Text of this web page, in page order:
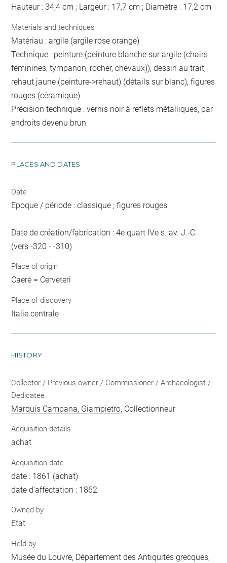
Hauteur : 34,4 cm ; Largeur : 17,7 cm ; Diamètre : 17,2 cm
Materials and techniques
Matériau : argile (argile rose orange)
Technique : peinture (peinture blanche sur argile (chairs
féminines, tympanon, rocher, chevaux)), dessin au trait,
rehaut jaune (peinture->rehaut) (détails sur blanc), figures
rouges (céramique)
Précision technique : vernis noir à reflets métalliques, par
endroits devenu brun
PLACES AND DATES
Date
Epoque / période : classique ; figures rouges
Date de création/fabrication : 4e quart IVe s. av. J.-C.
(vers -320 - -310)
Place of origin
Caeré = Cerveteri
Place of discovery
Italie centrale
HISTORY
Collector / Previous owner / Commissioner / Archaeologist /
Dedicatee
Marquis Campana, Giampietro, Collectionneur
Acquisition details
achat
Acquisition date
date : 1861 (achat)
date d'affectation : 1862
Owned by
Etat
Held by
Musée du Louvre, Département des Antiquités grecques,